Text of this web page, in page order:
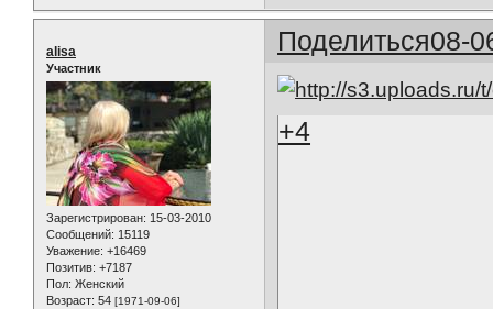
Поделиться08-
alisa
Участник
Зарегистрирован: 15-03-2010
Сообщений: 15119
Уважение: +16469
Позитив: +7187
Пол: Женский
Возраст: 54 [1971-09-06]
+4